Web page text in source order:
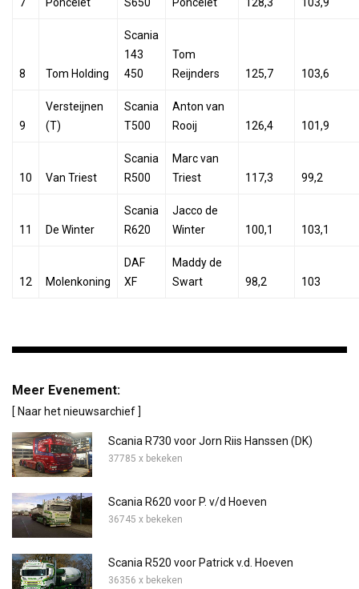
8 Tom Holding
Scania
143
450
Tom
Reijnders
125,7 103,6
9
Versteijnen
(T)
Scania
T500
Anton van
Rooij
126,4 101,9
10 Van Triest
Scania
R500
Marc van
Triest
117,3 99,2
11 De Winter
Scania
R620
Jacco de
Winter
100,1 103,1
12 Molenkoning
DAF
XF
Maddy de
Swart
98,2 103
Meer Evenement:
[ Naar het nieuwsarchief ]
Scania R730 voor Jorn Riis Hanssen (DK)
37785 x bekeken
Scania R620 voor P. v/d Hoeven
36745 x bekeken
Scania R520 voor Patrick v.d. Hoeven
36356 x bekeken